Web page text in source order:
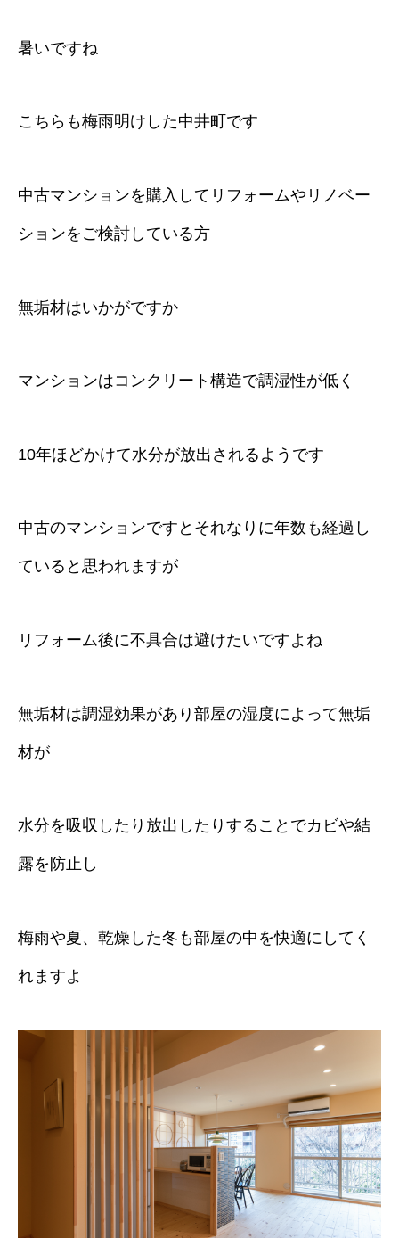
暑いですね
こちらも梅雨明けした中井町です
中古マンションを購入してリフォームやリノベー
ションをご検討している方
無垢材はいかがですか
マンションはコンクリート構造で調湿性が低く
10年ほどかけて水分が放出されるようです
中古のマンションですとそれなりに年数も経過し
ていると思われますが
リフォーム後に不具合は避けたいですよね
無垢材は調湿効果があり部屋の湿度によって無垢
材が
水分を吸収したり放出したりすることでカビや結
露を防止し
梅雨や夏、乾燥した冬も部屋の中を快適にしてく
れますよ